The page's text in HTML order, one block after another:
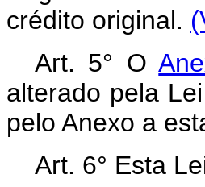
crédito original.
Art. 5° O
alterado pela
pelo Anexo a
Art. 6° Esta